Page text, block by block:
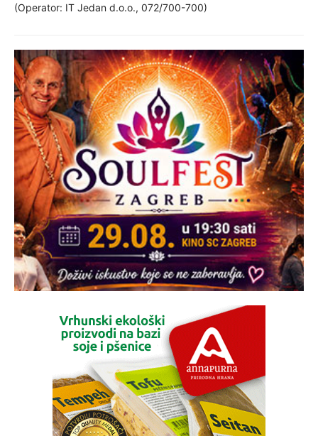
(Operator: IT Jedan d.o.o., 072/700-700)